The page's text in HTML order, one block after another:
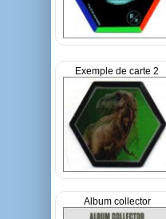
Exemple de carte 2
Album collector